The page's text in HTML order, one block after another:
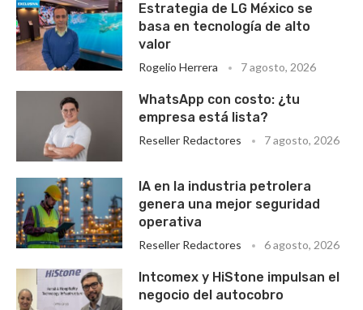
Estrategia de LG México se
basa en tecnología de alto
valor
Rogelio Herrera 7 agosto, 2026
WhatsApp con costo: ¿tu
empresa está lista?
Reseller Redactores 7 agosto, 2026
IA en la industria petrolera
genera una mejor seguridad
operativa
Reseller Redactores 6 agosto, 2026
Intcomex y HiStone impulsan el
negocio del autocobro